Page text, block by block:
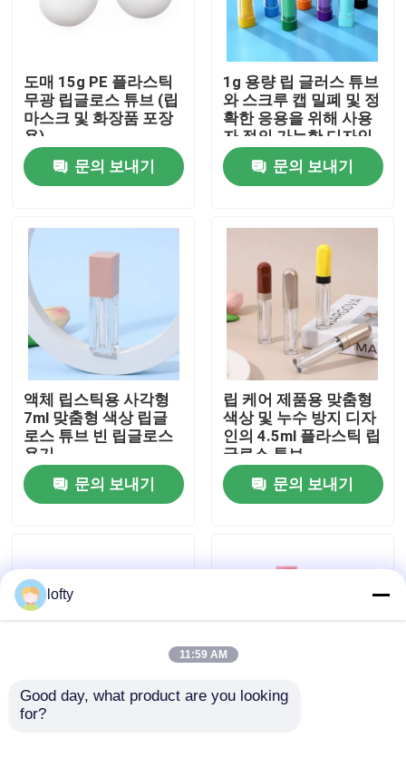
집
제품
동영상
우리에 대하여
공장 여행
연락주세요
경우
도매 15g PE 플라스틱
무광 립글로스 튜브 (립
마스크 및 화장품 포장
용)
문의 보내기
1g 용량 립 글러스 튜브
와 스크루 캡 밀폐 및 정
확한 응용을 위해 사용
자 정의 가능한 디자인
문의 보내기
액체 립스틱용 사각형
7ml 맞춤형 색상 립글
로스 튜브 빈 립글로스
용기
문의 보내기
립 케어 제품용 맞춤형
색상 및 누수 방지 디자
인의 4.5ml 플라스틱 립
글로스 튜브
문의 보내기
15g & 30g 립글로스 튜
lofty
11:59 AM
Good day, what product are you looking
for?